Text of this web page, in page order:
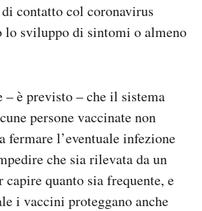
contatto col coronavirus
lo sviluppo di sintomi o almeno
– è previsto – che il sistema
persone vaccinate non
fermare l’eventuale infezione
che sia rilevata da un
capire quanto sia frequente, e
i vaccini proteggano anche